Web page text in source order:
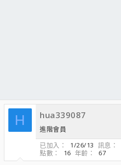
H hua339087
進階會員
已加入
1/26/13 訊息
點數
16 年齡
67